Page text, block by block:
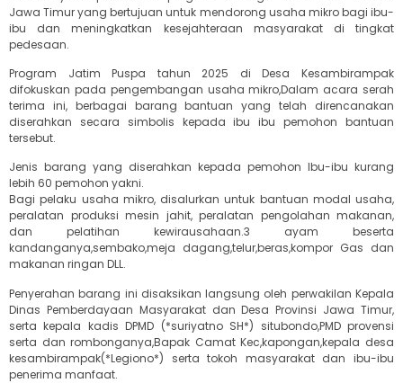
Jawa Timur yang bertujuan untuk mendorong usaha mikro bagi ibu-
ibu dan meningkatkan kesejahteraan masyarakat di tingkat
pedesaan.
Program Jatim Puspa tahun 2025 di Desa Kesambirampak
difokuskan pada pengembangan usaha mikro,Dalam acara serah
terima ini, berbagai barang bantuan yang telah direncanakan
diserahkan secara simbolis kepada ibu ibu pemohon bantuan
tersebut.
Jenis barang yang diserahkan kepada pemohon Ibu-ibu kurang
lebih 60 pemohon yakni.
Bagi pelaku usaha mikro, disalurkan untuk bantuan modal usaha,
peralatan produksi mesin jahit, peralatan pengolahan makanan,
dan pelatihan kewirausahaan.3 ayam beserta
kandanganya,sembako,meja dagang,telur,beras,kompor Gas dan
makanan ringan DLL.
Penyerahan barang ini disaksikan langsung oleh perwakilan Kepala
Dinas Pemberdayaan Masyarakat dan Desa Provinsi Jawa Timur,
serta kepala kadis DPMD (*suriyatno SH*) situbondo,PMD provensi
serta dan rombonganya,Bapak Camat Kec,kapongan,kepala desa
kesambirampak(*Legiono*) serta tokoh masyarakat dan ibu-ibu
penerima manfaat.